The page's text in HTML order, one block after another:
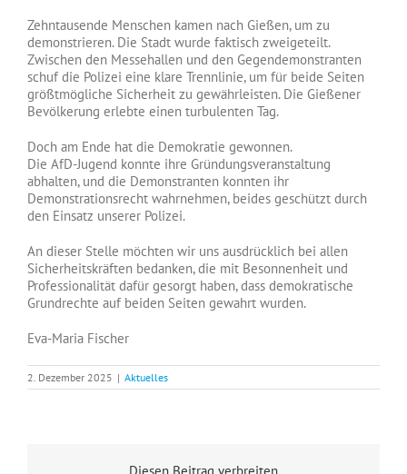
Zehntausende Menschen kamen nach Gießen, um zu
demonstrieren. Die Stadt wurde faktisch zweigeteilt.
Zwischen den Messehallen und den Gegendemonstranten
schuf die Polizei eine klare Trennlinie, um für beide Seiten
größtmögliche Sicherheit zu gewährleisten. Die Gießener
Bevölkerung erlebte einen turbulenten Tag.
Doch am Ende hat die Demokratie gewonnen.
Die AfD-Jugend konnte ihre Gründungsveranstaltung
abhalten, und die Demonstranten konnten ihr
Demonstrationsrecht wahrnehmen, beides geschützt durch
den Einsatz unserer Polizei.
An dieser Stelle möchten wir uns ausdrücklich bei allen
Sicherheitskräften bedanken, die mit Besonnenheit und
Professionalität dafür gesorgt haben, dass demokratische
Grundrechte auf beiden Seiten gewahrt wurden.
Eva-Maria Fischer
2. Dezember 2025 | Aktuelles